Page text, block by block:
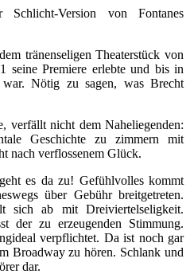
Version von Fontanes
tränenseligen Theaterstück von
seine Premiere erlebte und bis in
Nötig zu sagen, was Brecht
verfällt nicht dem Naheliegenden:
Geschichte zu zimmern mit
nach verflossenem Glück.
es da zu! Gefühlvolles kommt
über Gebühr breitgetreten.
sich ab mit Dreiviertelseligkeit.
der zu erzeugenden Stimmung.
verpflichtet. Da ist noch gar
Broadway zu hören. Schlank und
dar.